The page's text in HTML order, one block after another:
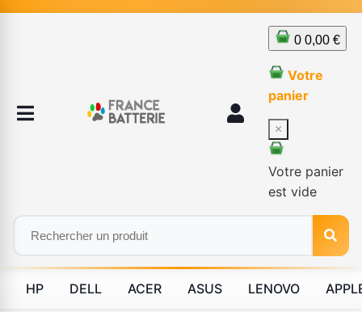
0 0,00 €
Votre
panier
×
Votre panier
est vide
HP DELL ACER ASUS LENOVO